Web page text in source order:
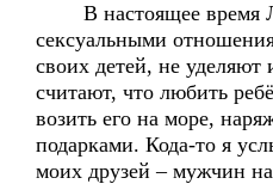
В настоящее время
сексуальными
своих детей, не
считают, что любить
возить его на море,
подарками. Кода-то я
моих друзей – мужчин